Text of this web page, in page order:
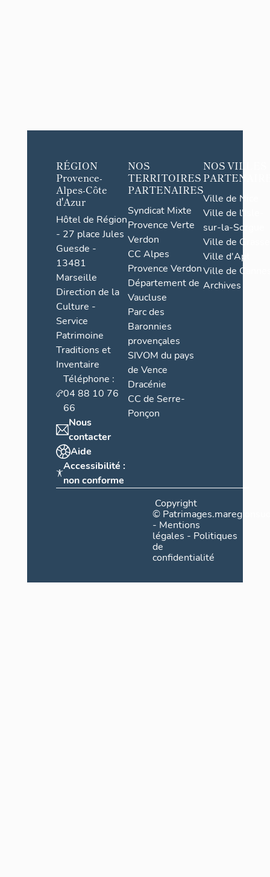
RÉGION
Provence-
Alpes-Côte
d'Azur
Hôtel de Région
- 27 place Jules
Guesde -
13481
Marseille
Direction de la
Culture -
Service
Patrimoine
Traditions et
Inventaire
Téléphone :
04 88 10 76
66
Nous
contacter
Aide
Accessibilité :
non conforme
NOS
TERRITOIRES
PARTENAIRES
Syndicat Mixte
Provence Verte
Verdon
CC Alpes
Provence Verdon
Département de
Vaucluse
Parc des
Baronnies
provençales
SIVOM du pays
de Vence
Dracénie
CC de Serre-
Ponçon
NOS VILLES
Ville de Nice
Ville de l'Isle-
sur-la-Sorgue
Ville de Grasse
Ville d'Apt
Ville de
Archives
Copyright
©
- Mentions
légales - Politiques
de
confidentialité